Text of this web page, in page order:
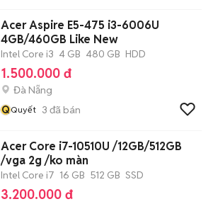
Acer Aspire E5-475 i3-6006U
4GB/460GB Like New
Intel Core i3 4 GB 480 GB HDD
1.500.000 đ
Đà Nẵng
QQuyết 3 đã bán
Acer Core i7-10510U /12GB/512GB
/vga 2g /ko màn
Intel Core i7 16 GB 512 GB SSD
3.200.000 đ